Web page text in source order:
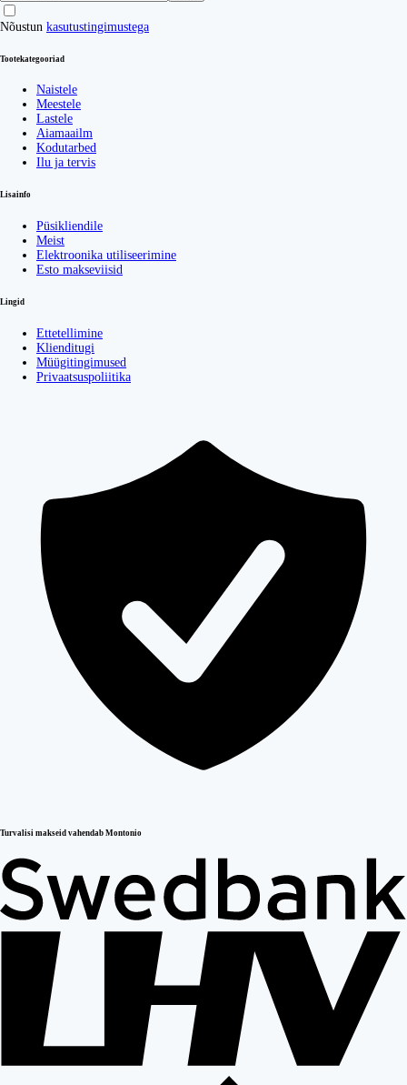
Nõustun kasutustingimustega
Tootekategooriad
Naistele
Meestele
Lastele
Aiamaailm
Kodutarbed
Ilu ja tervis
Lisainfo
Püsikliendile
Meist
Elektroonika utiliseerimine
Esto makseviisid
Lingid
Ettetellimine
Klienditugi
Müügitingimused
Privaatsuspoliitika
Turvalisi makseid vahendab Montonio